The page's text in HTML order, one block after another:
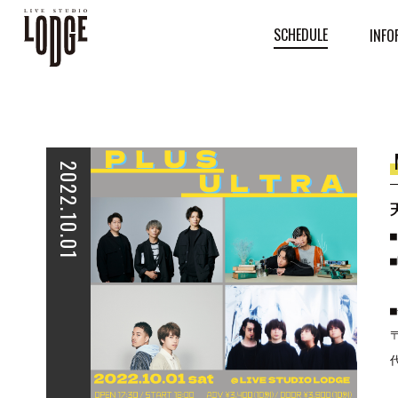
SCHEDULE
2022.10.01